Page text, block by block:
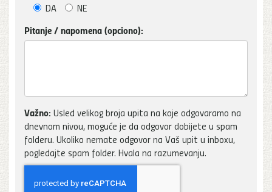
DA NE
Pitanje / napomena (opciono):
Važno: Usled velikog broja upita na koje odgovaramo na
dnevnom nivou, moguće je da odgovor dobijete u spam
folderu. Ukoliko nemate odgovor na Vaš upit u inboxu,
pogledajte spam folder. Hvala na razumevanju.